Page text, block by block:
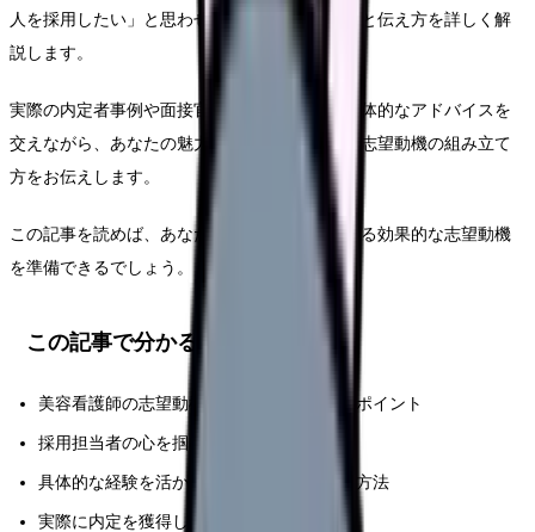
人を採用したい」と思わせる志望動機の作り方と伝え方を詳しく解
説します。
実際の内定者事例や面接官の視点を踏まえた具体的なアドバイスを
交えながら、あなたの魅力を最大限に引き出す志望動機の組み立て
方をお伝えします。
この記事を読めば、あなたも面接官を納得させる効果的な志望動機
を準備できるでしょう。
この記事で分かること
美容看護師の志望動機で重視される要素とポイント
採用担当者の心を掴む志望動機の基本構成
具体的な経験を活かした説得力のある表現方法
実際に内定を獲得した志望動機の具体例